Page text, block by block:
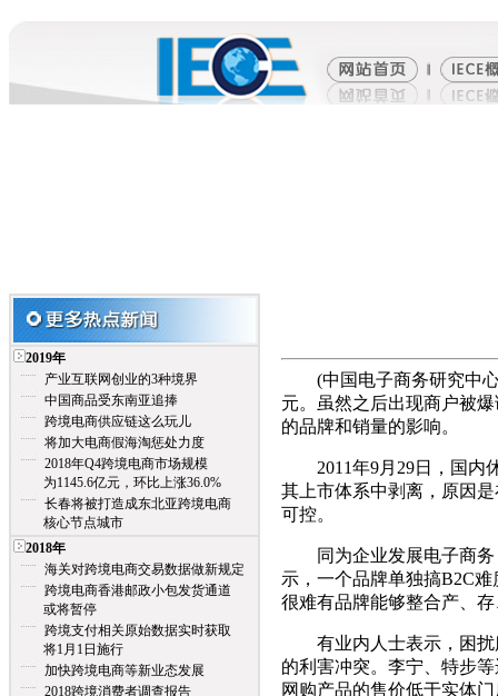
2019年
产业互联网创业的3种境界
中国商品受东南亚追捧
跨境电商供应链这么玩儿
将加大电商假海淘惩处力度
2018年Q4跨境电商市场规模
为1145.6亿元，环比上涨36.0%
长春将被打造成东北亚跨境电商
核心节点城市
2018年
海关对跨境电商交易数据做新规定
跨境电商香港邮政小包发货通道
或将暂停
跨境支付相关原始数据实时获取
将1月1日施行
加快跨境电商等新业态发展
2018跨境消费者调查报告
(中国电子商务研究中心
元。虽然之后出现商户被
的品牌和销量的影响。
2011年9月29日，国内休
其上市体系中剥离，原因
可控。
同为企业发展电子商务
示，一个品牌单独搞B2C
很难有品牌能够整合产、
有业内人士表示，困扰
的利害冲突。李宁、特步
网购产品的售价低于实体